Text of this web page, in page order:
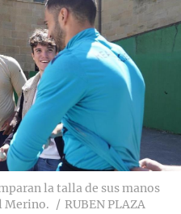
la talla de sus manos
Merino.
RUBEN PLAZA